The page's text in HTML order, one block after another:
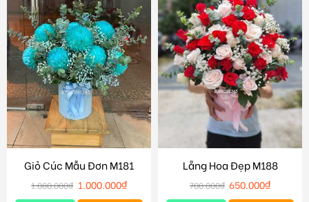
Giỏ Cúc Mẫu Đơn M181
1.080.000₫ 1.000.000₫
Lẵng Hoa Đẹp M188
700.000₫ 650.000₫